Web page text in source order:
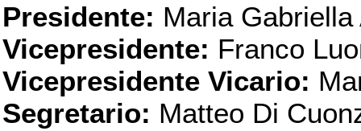
Presidente: Maria Gabriella
Vicepresidente: Franco
Vicepresidente Vicario:
Segretario: Matteo Di